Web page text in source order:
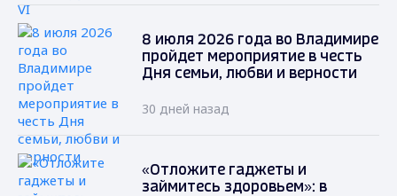
8 июля 2026 года во Владимире
пройдет мероприятие в честь
Дня семьи, любви и верности
30 дней назад
«Отложите гаджеты и
займитесь здоровьем»: в